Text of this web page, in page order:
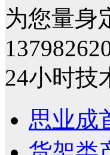
为您量身
24小时技
思业成